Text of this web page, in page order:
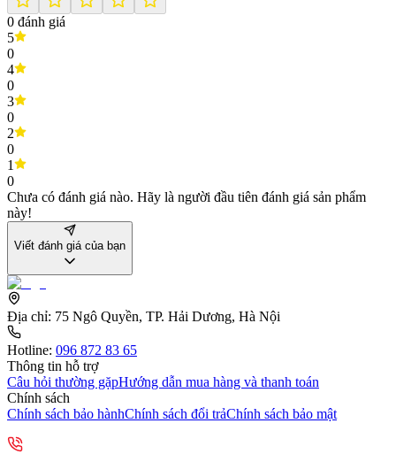
0 đánh giá
5
0
4
0
3
0
2
0
1
0
Chưa có đánh giá nào. Hãy là người đầu tiên đánh giá sản phẩm
này!
Viết đánh giá của bạn
Địa chỉ: 75 Ngô Quyền, TP. Hải Dương, Hà Nội
Hotline: 096 872 83 65
Thông tin hỗ trợ
Câu hỏi thường gặpHướng dẫn mua hàng và thanh toán
Chính sách
Chính sách bảo hànhChính sách đổi trảChính sách bảo mật